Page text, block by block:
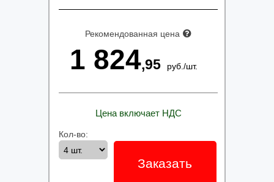
Рекомендованная цена
1 824,95 руб./шт.
Цена включает НДС
Кол-во:
Заказать